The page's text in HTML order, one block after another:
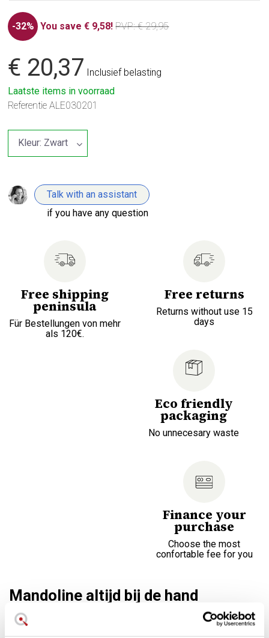
-32% You save € 9,58! PVP: € 29,95
€ 20,37 Inclusief belasting
Laatste items in voorraad
Referentie ALE030201
Talk with an assistant
if you have any question
Free shipping
peninsula
Für Bestellungen von mehr
als 120€.
Free returns
Returns without use 15
days
Eco friendly
packaging
No unnecesary waste
Finance your
purchase
Choose the most
confortable fee for you
Mandoline altijd bij de hand
Keramische mandoline met 2,5 mm julienne. Plastic
behuizing. Verkrijgbaar in zwart en rood.